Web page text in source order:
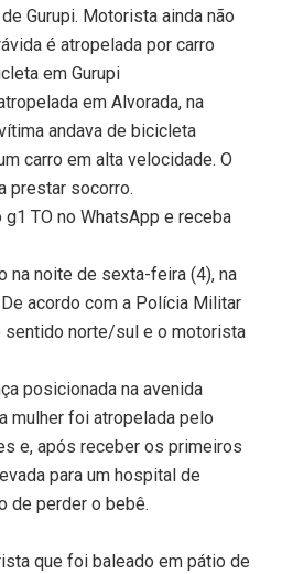
Gurupi. Motorista ainda não
é atropelada por carro
em Gurupi
em Alvorada, na
andava de bicicleta
carro em alta velocidade. O
prestar socorro.
TO no WhatsApp e receba
na noite de sexta-feira (4), na
acordo com a Polícia Militar
sentido norte/sul e o motorista
posicionada na avenida
mulher foi atropelada pelo
e, após receber os primeiros
para um hospital de
de perder o bebê.
que foi baleado em pátio de